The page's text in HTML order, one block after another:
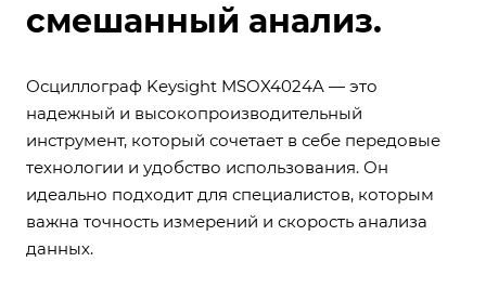
смешанный анализ.
Осциллограф Keysight MSOX4024A — это
надежный и высокопроизводительный
инструмент, который сочетает в себе передовые
технологии и удобство использования. Он
идеально подходит для специалистов, которым
важна точность измерений и скорость анализа
данных.